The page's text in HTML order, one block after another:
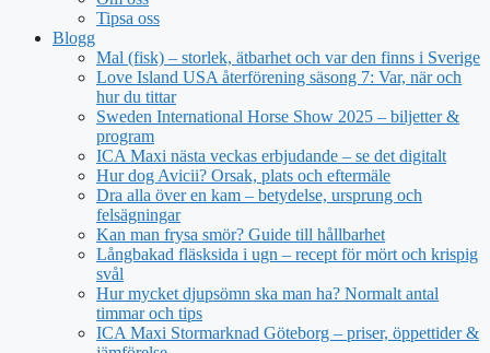
Tipsa oss
Blogg
Mal (fisk) – storlek, ätbarhet och var den finns i Sverige
Love Island USA återförening säsong 7: Var, när och
hur du tittar
Sweden International Horse Show 2025 – biljetter &
program
ICA Maxi nästa veckas erbjudande – se det digitalt
Hur dog Avicii? Orsak, plats och eftermäle
Dra alla över en kam – betydelse, ursprung och
felsägningar
Kan man frysa smör? Guide till hållbarhet
Långbakad fläsksida i ugn – recept för mört och krispig
svål
Hur mycket djupsömn ska man ha? Normalt antal
timmar och tips
ICA Maxi Stormarknad Göteborg – priser, öppettider &